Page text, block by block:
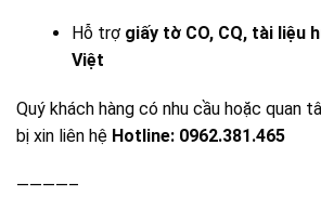
Hỗ trợ giấy tờ CO, CQ, tài liệu
Việt
Quý khách hàng có nhu cầu hoặc quan
bị xin liên hệ Hotline: 0962.381.465
————–